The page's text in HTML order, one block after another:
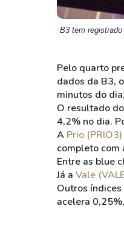
B3 tem
Pelo quarto
dados da B3,
minutos do
O resultado
4,2% no dia.
A Prio (PRIO3)
completo com
Entre as blue
Já a Vale
Outros
acelera